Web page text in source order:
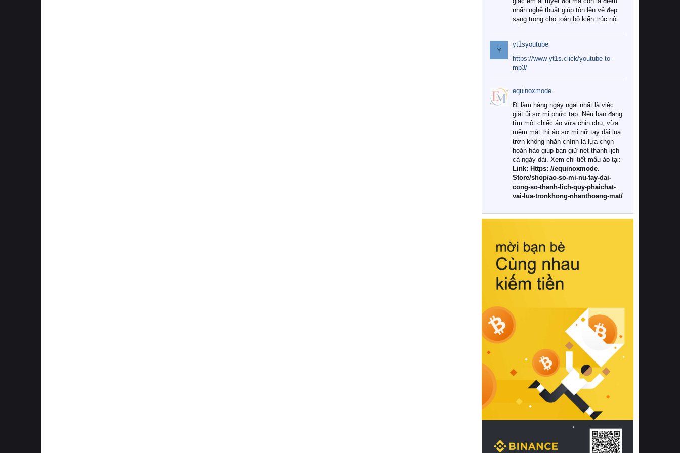
nhấn nghệ thuật giúp tôn lên vẻ đẹp
sang trọng cho toàn bộ kiến trúc nội
Tuy nhiên, giữa thị trường đa dạng
với vô vàn thương hiệu và mẫu mã
như hiện nay, làm thế nào để chọn
được những bộ chăn ga gối đệm cao
cấp thực sự chất lượng, phù hợp với
khí hậu và nhu cầu sử dụng của gia
đình? Hãy cùng chúng tôi đi tìm lời
giải đáp chi tiết qua bài viết dưới đây.
1. Tại sao các gia đình hiện đại lại ưa
chuộng chăn ga gối đệm cao cấp?
Khác với các dòng sản phẩm thông
thường, những bộ chăn ga gối đệm
cao cấp trải qua quy trình sản xuất
nghiêm ngặt từ khâu chọn lọc nguyên
liệu tự nhiên đến công nghệ dệt
nhuộm hiện đại không chứa hóa chất
này, bạn sẽ cảm nhận rõ rệt sự khác
hồi chuẩn xác của phần đệm nâng đỡ
cột sống.
Bên cạnh đó, việc lựa chọn các dòng
sản phẩm đạt chuẩn chất lượng quốc
tế còn giúp ngăn ngừa tình trạng kích
khuẩn và nấm mốc trong điều kiện
thời tiết nóng ẩm. Bạn có thể tìm hiểu
thêm các nghiên cứu khoa học về tác
động của giấc ngủ và môi trường
phòng ngủ đối với sức khỏe con
người tại Sleep Foundation (External
Link) để có cái nhìn toàn diện hơn.
2. Các tiêu chí vàng khi lựa chọn
chăn ga gối đệm cao cấp cho phòng
ngủ
Để sở hữu một bộ chăn ga gối đệm
cao cấp hoàn hảo cả về thẩm mỹ lẫn
công năng, người tiêu dùng cần cân
nhắc kỹ lưỡng các tiêu chí quan trọng
Y
yt1syoutube
https://www-yt1s.click/youtube-to-
mp3/
equinoxmode
Đi làm hàng ngày ngại nhất là việc
giặt ủi sơ mi phức tạp. Nếu bạn đang
tìm một chiếc áo vừa chỉn chu, vừa
mềm mát thì áo sơ mi nữ tay dài lụa
trơn không nhăn chính là lựa chọn
hoàn hảo giúp bạn giữ nét thanh lịch
cả ngày dài. Xem chi tiết mẫu áo tại:
Link: Https: //equinoxmode.
Store/shop/ao-so-mi-nu-tay-dai-
cong-so-thanh-lich-quy-phaichat-
vai-lua-tronkhong-nhanthoang-mat/